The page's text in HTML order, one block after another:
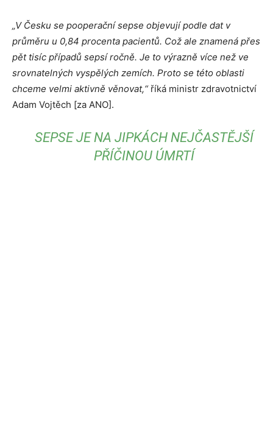
„V Česku se pooperační sepse objevují podle dat v
průměru u 0,84 procenta pacientů. Což ale znamená přes
pět tisíc případů sepsí ročně. Je to výrazně více než ve
srovnatelných vyspělých zemích. Proto se této oblasti
chceme velmi aktivně věnovat,“ říká ministr zdravotnictví
Adam Vojtěch [za ANO].
SEPSE JE NA JIPKÁCH NEJČASTĚJŠÍ
PŘÍČINOU ÚMRTÍ